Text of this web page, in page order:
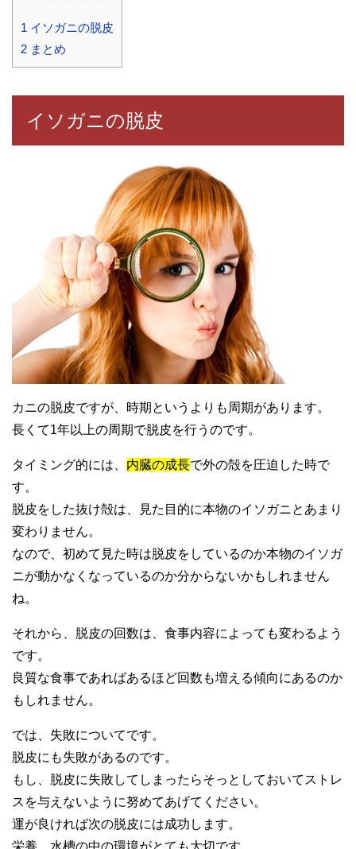
1 イソガニの脱皮
2 まとめ
イソガニの脱皮
カニの脱皮ですが、時期というよりも周期があります。
長くて1年以上の周期で脱皮を行うのです。
タイミング的には、 内臓の成長で外の殻を圧迫した時で
す。
脱皮をした抜け殻は、見た目的に本物のイソガニとあまり
変わりません。
なので、初めて見た時は脱皮をしているのか本物のイソガ
ニが動かなくなっているのか分からないかもしれません
ね。
それから、脱皮の回数は、食事内容によっても変わるよう
です。
良質な食事であればあるほど回数も増える傾向にあるのか
もしれません。
では、失敗についてです。
脱皮にも失敗があるのです。
もし、脱皮に失敗してしまったらそっとしておいてストレ
スを与えないように努めてあげてください。
運が良ければ次の脱皮には成功します。